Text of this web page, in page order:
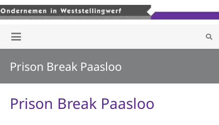
Prison Break Paasloo
Prison Break Paasloo